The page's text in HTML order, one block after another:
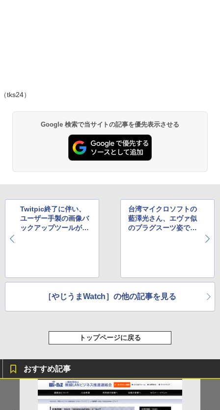
（tks24）
Google 検索で当サイトの記事を優先表示させる
Twitpic終了に伴い、
ユーザー手製の画像バ
ックアップツールが
台湾マイクロソフトの
藍澤光さん、エヴァ似
のプラグスーツ姿で
［やじうまWatch］の他の記事を見る
トップページに戻る
おすすめ記事